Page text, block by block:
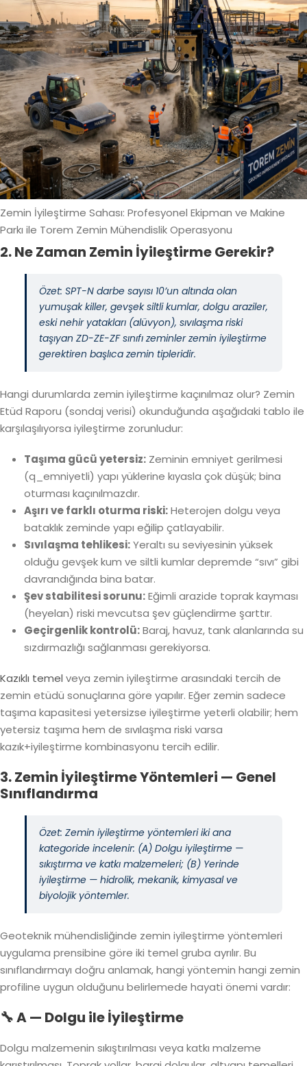
Zemin İyileştirme Sahası: Profesyonel Ekipman ve Makine
Parkı ile Torem Zemin Mühendislik Operasyonu
2. Ne Zaman Zemin İyileştirme Gerekir?
Özet: SPT-N darbe sayısı 10’un altında olan
yumuşak killer, gevşek siltli kumlar, dolgu araziler,
eski nehir yatakları (alüvyon), sıvılaşma riski
taşıyan ZD-ZE-ZF sınıfı zeminler zemin iyileştirme
gerektiren başlıca zemin tipleridir.
Hangi durumlarda zemin iyileştirme kaçınılmaz olur? Zemin
Etüd Raporu (sondaj verisi) okunduğunda aşağıdaki tablo ile
karşılaşılıyorsa iyileştirme zorunludur:
Taşıma gücü yetersiz: Zeminin emniyet gerilmesi
(q_emniyetli) yapı yüklerine kıyasla çok düşük; bina
oturması kaçınılmazdır.
Aşırı ve farklı oturma riski:Heterojen dolgu veya
bataklık zeminde yapı eğilip çatlayabilir.
Sıvılaşma tehlikesi:Yeraltı su seviyesinin yüksek
olduğu gevşek kum ve siltli kumlar depremde “sıvı” gibi
davrandığında bina batar.
Şev stabilitesi sorunu:Eğimli arazide toprak kayması
(heyelan) riski mevcutsa şev güçlendirme şarttır.
Geçirgenlik kontrolü:Baraj, havuz, tank alanlarında su
sızdırmazlığı sağlanması gerekiyorsa.
Kazıklı temel veya zemin iyileştirme arasındaki tercih de
zemin etüdü sonuçlarına göre yapılır. Eğer zemin sadece
taşıma kapasitesi yetersizse iyileştirme yeterli olabilir; hem
yetersiz taşıma hem de sıvılaşma riski varsa
kazık+iyileştirme kombinasyonu tercih edilir.
3. Zemin İyileştirme Yöntemleri — Genel
Sınıflandırma
Özet: Zemin iyileştirme yöntemleri iki ana
kategoride incelenir: (A) Dolgu iyileştirme —
sıkıştırma ve katkı malzemeleri; (B) Yerinde
iyileştirme — hidrolik, mekanik, kimyasal ve
biyolojik yöntemler.
Geoteknik mühendisliğinde zemin iyileştirme yöntemleri
uygulama prensibine göre iki temel gruba ayrılır. Bu
sınıflandırmayı doğru anlamak, hangi yöntemin hangi zemin
profiline uygun olduğunu belirlemede hayati önemi vardır:
🔧 A — Dolgu ile İyileştirme
Dolgu malzemenin sıkıştırılması veya katkı malzeme